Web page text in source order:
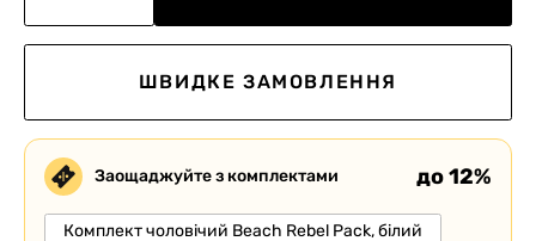
ШВИДКЕ ЗАМОВЛЕННЯ
Заощаджуйте з комплектами до 12%
Комплект чоловічий Beach Rebel Pack, білий